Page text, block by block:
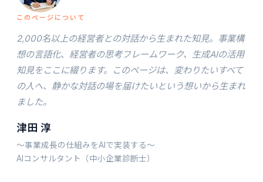
このページについて
2,000名以上の経営者との対話から生まれた知見。事業構
想の言語化、経営者の思考フレームワーク、生成AIの活用
知見をここに綴ります。このページは、変わりたいすべて
の人へ、静かな対話の場を届けたいという想いから生まれ
ました。
津田 淳
〜事業成長の仕組みをAIで実装する〜
AIコンサルタント（中小企業診断士）